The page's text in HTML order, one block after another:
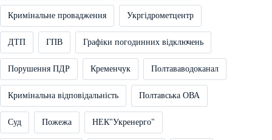
Кримінальне провадження Укргідрометцентр
ДТП ГПВ Графіки погодинних відключень
Порушення ПДР Кременчук Полтававодоканал
Кримінальна відповідальність Полтавська ОВА
Суд Пожежа НЕК"Укренерго"